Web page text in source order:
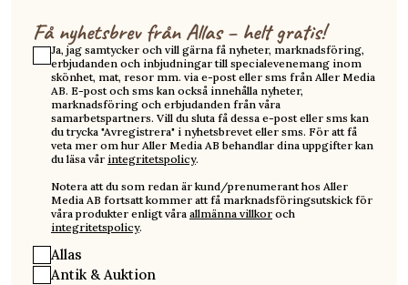
Få nyhetsbrev från Allas – helt gratis!
Ja, jag samtycker och vill gärna få nyheter, marknadsföring,
erbjudanden och inbjudningar till specialevenemang inom
skönhet, mat, resor mm. via e-post eller sms från Aller Media
AB. E-post och sms kan också innehålla nyheter,
marknadsföring och erbjudanden från våra
samarbetspartners. Vill du sluta få dessa e-post eller sms kan
du trycka "Avregistrera" i nyhetsbrevet eller sms. För att få
veta mer om hur Aller Media AB behandlar dina uppgifter kan
du läsa vår integritetspolicy.
Notera att du som redan är kund/prenumerant hos Aller
Media AB fortsatt kommer att få marknadsföringsutskick för
våra produkter enligt våra allmänna villkor och
integritetspolicy.
Allas
Antik & Auktion